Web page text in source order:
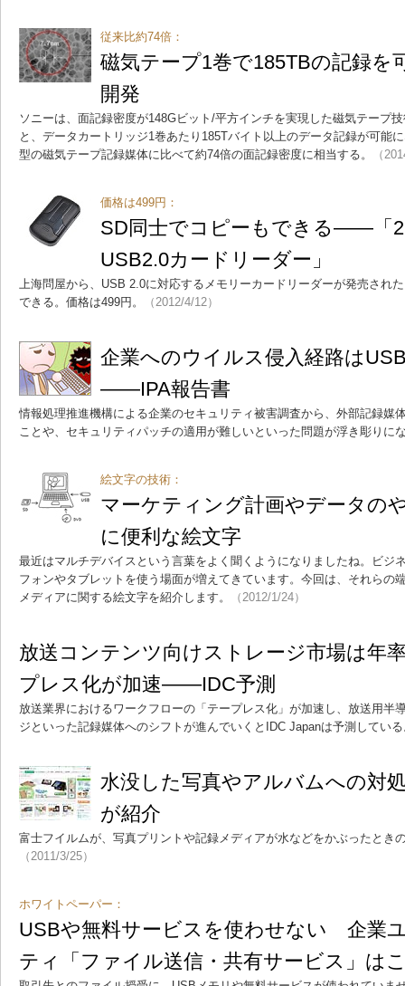
従来比約74倍：
磁気テープ1巻で185TBの記録
開発
ソニーは、面記録密度が148Gビット/平方インチを実現した磁気テープ
と、データカートリッジ1巻あたり185Tバイト以上のデータ記録が可能
型の磁気テープ記録媒体に比べて約74倍の面記録密度に相当する。
（
価格は499円：
SD同士でコピーもできる――「
USB2.0カードリーダー」
上海問屋から、USB 2.0に対応するメモリーカードリーダーが発売され
できる。価格は499円。
（2012/4/12）
企業へのウイルス侵入経路は
――IPA報告書
情報処理推進機構による企業のセキュリティ被害調査から、外部記録媒
ことや、セキュリティパッチの適用が難しいといった問題が浮き彫りに
絵文字の技術：
マーケティング計画やデータの
に便利な絵文字
最近はマルチデバイスという言葉をよく聞くようになりましたね。ビジ
フォンやタブレットを使う場面が増えてきています。今回は、それらの
メディアに関する絵文字を紹介します。
（2012/1/24）
放送コンテンツ向けストレージ市場は年
プレス化が加速――IDC予測
放送業界におけるワークフローの「テープレス化」が加速し、放送用半
ジといった記録媒体へのシフトが進んでいくとIDC Japanは予測してい
水没した写真やアルバムへの対
が紹介
富士フイルムが、写真プリントや記録メディアが水などをかぶったとき
（2011/3/25）
ホワイトペーパー：
USBや無料サービスを使わせない 企業
ティ「ファイル送信・共有サービス」は